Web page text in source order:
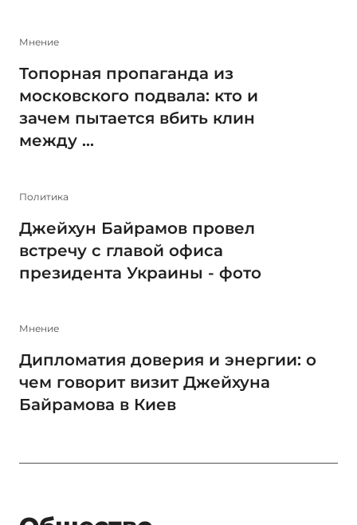
Мнение
Топорная пропаганда из
московского подвала: кто и
зачем пытается вбить клин
между ...
Политика
Джейхун Байрамов провел
встречу с главой офиса
президента Украины - фото
Мнение
Дипломатия доверия и энергии: о
чем говорит визит Джейхуна
Байрамова в Киев